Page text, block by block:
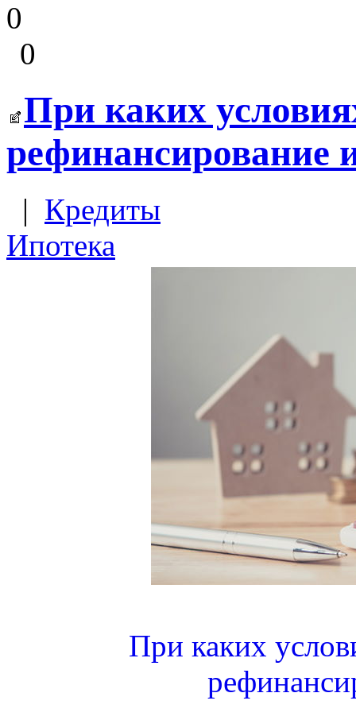
0
0
При каких
рефинансирование
| Кредиты
Ипотека
При каких